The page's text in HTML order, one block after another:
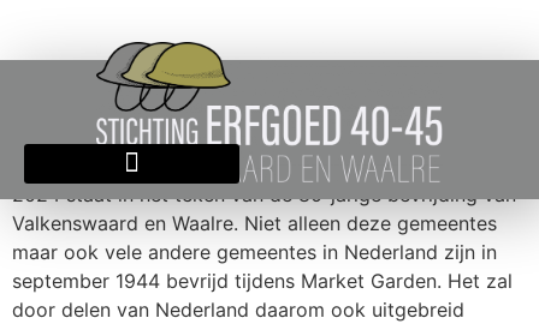
2024 staat in het teken van de 80-jarige bevrijding van
Valkenswaard en Waalre. Niet alleen deze gemeentes
maar ook vele andere gemeentes in Nederland zijn in
september 1944 bevrijd tijdens Market Garden. Het zal
door delen van Nederland daarom ook uitgebreid